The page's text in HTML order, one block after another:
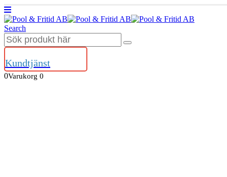
Search
Kundtjänst
0Varukorg 0